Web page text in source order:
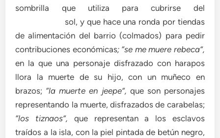
sombrilla que utiliza para cubrirse del
sol, y que hace una ronda por tiendas
de alimentación del barrio (colmados) para pedir
contribuciones económicas; “se me muere rebeca”,
en la que una personaje disfrazado con harapos
llora la muerte de su hijo, con un muñeco en
brazos; “la muerte en jeepe”, que son personajes
representando la muerte, disfrazados de carabelas;
“los tiznaos”, que representan a los esclavos
traídos a la isla, con la piel pintada de betún negro,